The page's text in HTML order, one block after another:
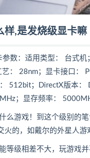
样,是发烧级显卡嘛
数：适用类型： 台式机
： 28nm；显卡接口：
512bit；DirectX版本：
；显存频率：
么游戏！到这个级别的
火的，如戴尔的外星人游
等级相差不大，玩游戏